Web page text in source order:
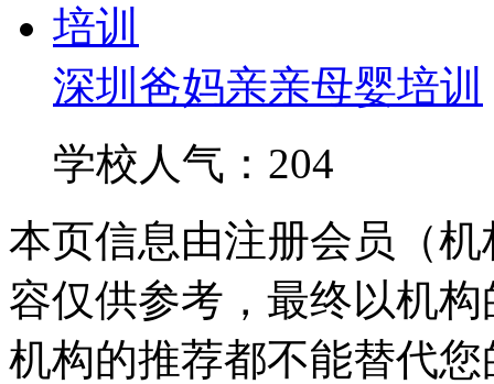
深圳爸妈亲亲母婴培训
学校人气：204
本页信息由注册会员（
容仅供参考，最终以机
机构的推荐都不能替代